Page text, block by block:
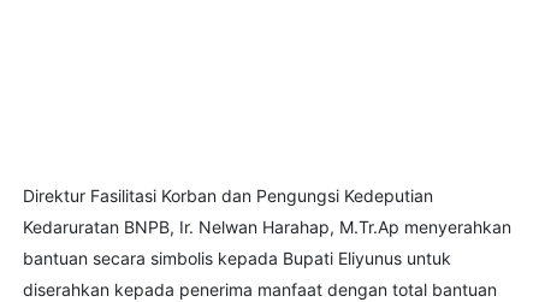
Direktur Fasilitasi Korban dan Pengungsi Kedeputian
Kedaruratan BNPB, Ir. Nelwan Harahap, M.Tr.Ap menyerahkan
bantuan secara simbolis kepada Bupati Eliyunus untuk
diserahkan kepada penerima manfaat dengan total bantuan